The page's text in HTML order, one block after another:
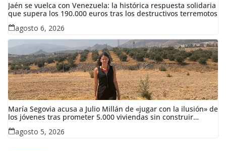
Jaén se vuelca con Venezuela: la histórica respuesta solidaria
que supera los 190.000 euros tras los destructivos terremotos
agosto 6, 2026
María Segovia acusa a Julio Millán de «jugar con la ilusión» de
los jóvenes tras prometer 5.000 viviendas sin construir
ninguna en siete años
agosto 5, 2026